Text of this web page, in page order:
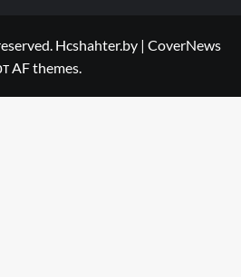
Hcshahter.by | CoverNews
AF themes.